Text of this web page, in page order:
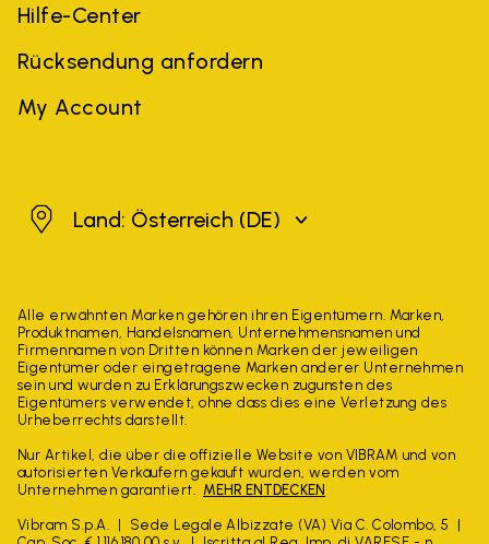
Hilfe-Center
Rücksendung anfordern
My Account
Österreich
Land: Österreich (DE)
Alle erwähnten Marken gehören ihren Eigentümern. Marken,
Produktnamen, Handelsnamen, Unternehmensnamen und
Firmennamen von Dritten können Marken der jeweiligen
Eigentümer oder eingetragene Marken anderer Unternehmen
sein und wurden zu Erklärungszwecken zugunsten des
Eigentümers verwendet, ohne dass dies eine Verletzung des
Urheberrechts darstellt.
Nur Artikel, die über die offizielle Website von VIBRAM und von
autorisierten Verkäufern gekauft wurden, werden vom
Unternehmen garantiert. MEHR ENTDECKEN
Vibram S.p.A.
Sede Legale Albizzate (VA) Via C. Colombo, 5